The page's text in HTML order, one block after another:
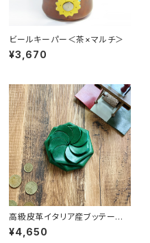
ビールキーパー＜茶×マルチ＞
¥3,670
高級皮革イタリア産ブッテーロ
レザー ワンタッチコインケース
＜Green＞ ☆ギフト包装＆ネー
¥4,650